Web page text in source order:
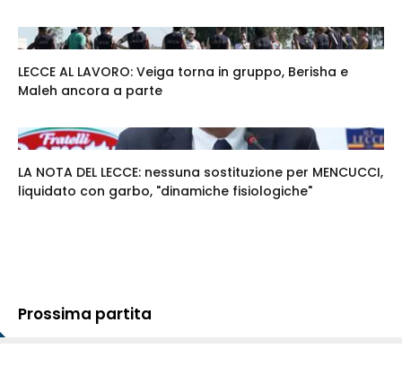
LECCE AL LAVORO: Veiga torna in gruppo, Berisha e
Maleh ancora a parte
LA NOTA DEL LECCE: nessuna sostituzione per MENCUCCI,
liquidato con garbo, "dinamiche fisiologiche"
Prossima partita